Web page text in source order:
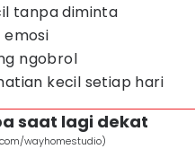
tanpa diminta
emosi
ngobrol
kecil setiap hari
saat lagi dekat
wayhomestudio)